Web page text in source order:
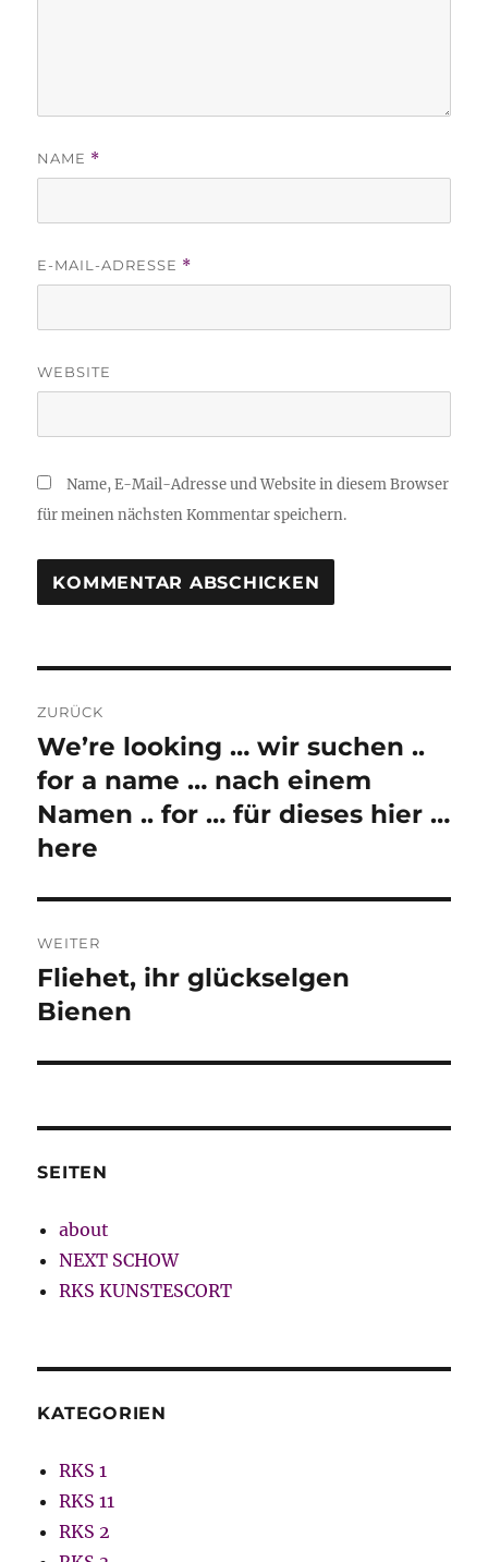
NAME *
E-MAIL-ADRESSE *
WEBSITE
Name, E-Mail-Adresse und Website in diesem Browser
für meinen nächsten Kommentar speichern.
ZURÜCK
Vorheriger
Beitrag:
We’re looking … wir suchen ..
for a name … nach einem
Namen .. for … für dieses hier …
here
WEITER
Nächster
Beitrag:
Fliehet, ihr glückselgen
Bienen
SEITEN
about
NEXT SCHOW
RKS KUNSTESCORT
KATEGORIEN
RKS 1
RKS 11
RKS 2